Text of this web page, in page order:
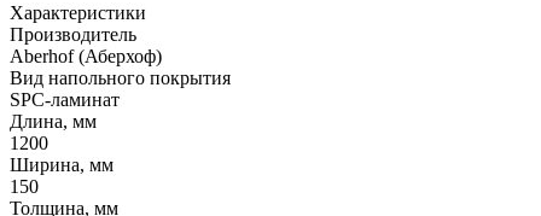
Характеристики
Производитель
Aberhof (Аберхоф)
Вид напольного покрытия
SPC-ламинат
Длина, мм
1200
Ширина, мм
150
Толщина, мм